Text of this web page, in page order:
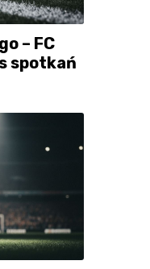
– FC
spotkań